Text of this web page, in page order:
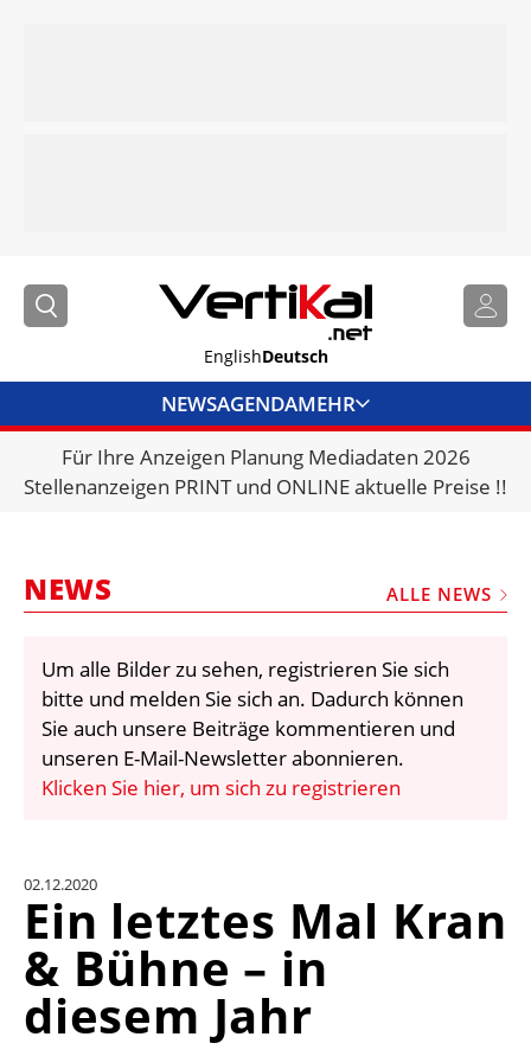
EnglishDeutsch
NEWSAGENDAMEHR
BRANCHENLINKS
VERMIETER
VIDEOS
BIBLIOTHEK
KRAN & BÜHNE
EINHEITENKONVERTER
KONTAKT
Für Ihre Anzeigen Planung Mediadaten 2026
Stellenanzeigen PRINT und ONLINE aktuelle Preise !!
NEWS ALLE NEWS
Um alle Bilder zu sehen, registrieren Sie sich
bitte und melden Sie sich an. Dadurch können
Sie auch unsere Beiträge kommentieren und
unseren E-Mail-Newsletter abonnieren.
Klicken Sie hier, um sich zu registrieren
02.12.2020
Ein letztes Mal Kran
& Bühne – in
diesem Jahr